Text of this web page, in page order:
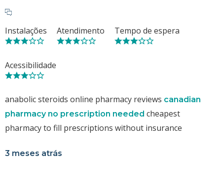
Instalações Atendimento Tempo de espera
Acessibilidade
anabolic steroids online pharmacy reviews canadian
pharmacy no prescription needed cheapest
pharmacy to fill prescriptions without insurance
3 meses atrás